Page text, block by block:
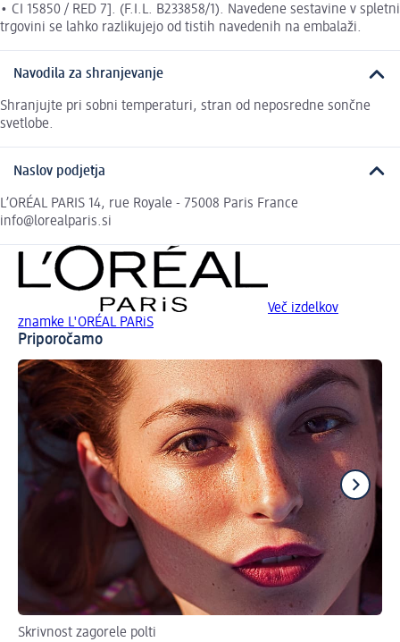
• CI 15850 / RED 7]. (F.I.L. B233858/1). Navedene sestavine v spletni
trgovini se lahko razlikujejo od tistih navedenih na embalaži.
Navodila za shranjevanje
Shranjujte pri sobni temperaturi, stran od neposredne sončne
svetlobe.
Naslov podjetja
L’ORÉAL PARIS 14, rue Royale - 75008 Paris France
info@lorealparis.si
Več izdelkov
znamke L'ORÉAL PARiS
Priporočamo
Skrivnost zagorele polti